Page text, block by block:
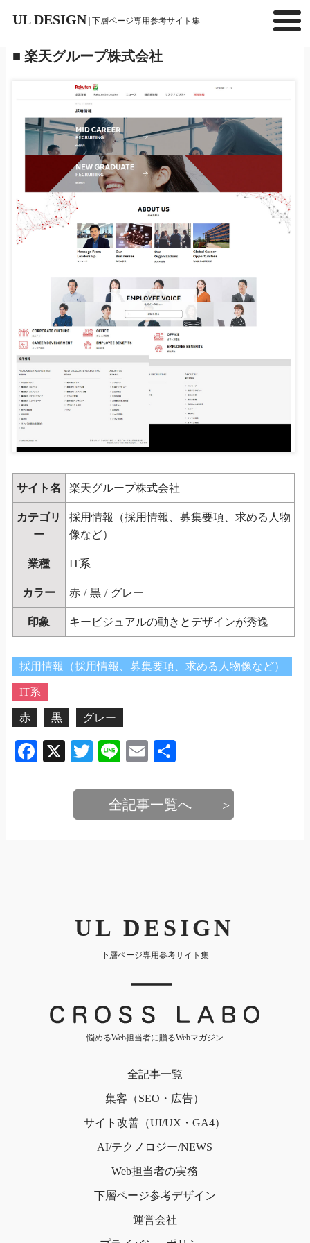
UL DESIGN | 下層ページ専用参考サイト集
■ 楽天グループ株式会社
サイト名 楽天グループ株式会社
カテゴリ
ー
採用情報（採用情報、募集要項、求める人物
像など）
業種 IT系
カラー 赤 / 黒 / グレー
印象 キービジュアルの動きとデザインが秀逸
採用情報（採用情報、募集要項、求める人物像など）
IT系
赤 黒 グレー
Facebook
X TwitterLineEmail
全記事一覧へ
UL DESIGN
下層ページ専用参考サイト集
｜
悩めるWeb担当者に贈るWebマガジン
全記事一覧
集客（SEO・広告）
サイト改善（UI/UX・GA4）
AI/テクノロジー/NEWS
Web担当者の実務
下層ページ参考デザイン
運営会社